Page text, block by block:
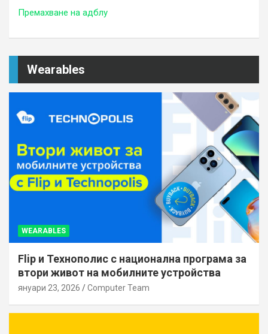
Премахване на адблу
Wearables
WEARABLES
Flip и Технополис с национална програма за
втори живот на мобилните устройства
януари 23, 2026 Computer Team